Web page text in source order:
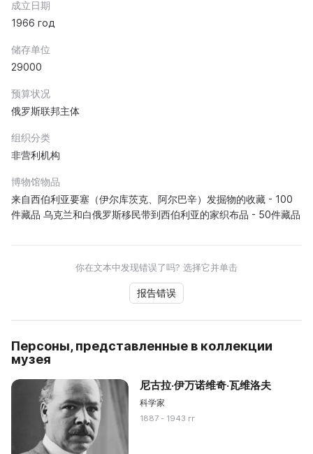
成立日期
1966 год
储存单位
29000
预算状况
俄罗斯联邦主体
组织分类
非营利机构
博物馆物品
来自西伯利亚要塞（伊尔库茨克、阿尔巴辛）发掘物的收藏 - 100
件藏品 乌克兰和白俄罗斯移民带到西伯利亚的家织布品 - 50件藏品
你在文本中发现错误了吗? 选择它并单击
报告错误
Персоны, представленные в коллекции
музея
尼古拉·伊万诺维奇·瓦维洛夫
科学家
1887 - 1943 гг